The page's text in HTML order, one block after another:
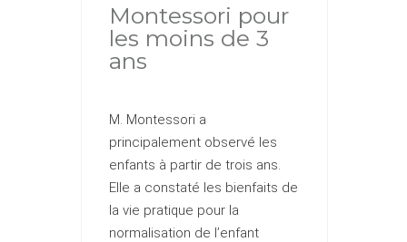
Montessori pour
les moins de 3
ans
M. Montessori a
principalement observé les
enfants à partir de trois ans.
Elle a constaté les bienfaits de
la vie pratique pour la
normalisation de l’enfant